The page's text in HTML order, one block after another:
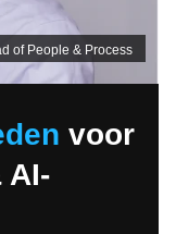
of People & Process
voor
AI-